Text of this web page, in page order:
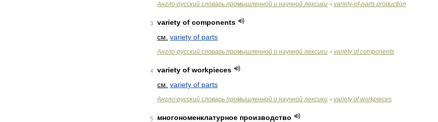
Англо-русский словарь промышленной и научной лексики > variety-of-parts production
3 variety of components
см variety of parts
Англо-русский словарь промышленной и научной лексики > variety of components
4 variety of workpieces
см variety of parts
Англо-русский словарь промышленной и научной лексики > variety of workpieces
5 многономенклатурное производство